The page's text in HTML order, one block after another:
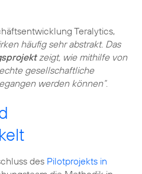
Teralytics,
häufig sehr abstrakt. Das
zeigt, wie mithilfe von
gesellschaftliche
werden können“.
des Pilotprojekts in